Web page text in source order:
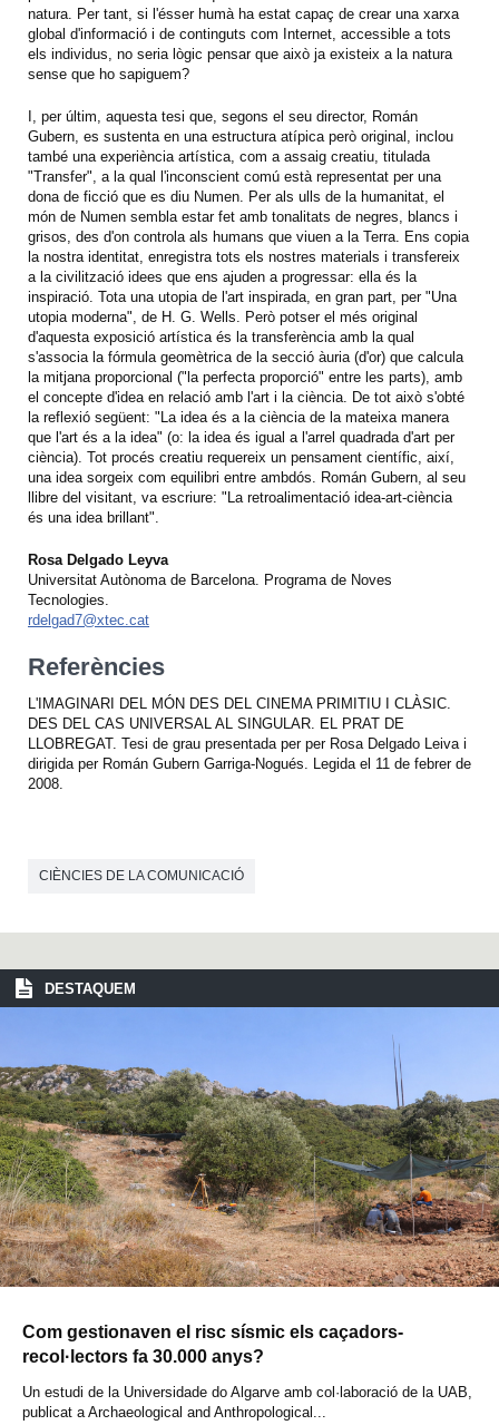
natura. Per tant, si l'ésser humà ha estat capaç de crear una xarxa
global d'informació i de continguts com Internet, accessible a tots
els individus, no seria lògic pensar que això ja existeix a la natura
sense que ho sapiguem?
I, per últim, aquesta tesi que, segons el seu director, Román
Gubern, es sustenta en una estructura atípica però original, inclou
també una experiència artística, com a assaig creatiu, titulada
"Transfer", a la qual l'inconscient comú està representat per una
dona de ficció que es diu Numen. Per als ulls de la humanitat, el
món de Numen sembla estar fet amb tonalitats de negres, blancs i
grisos, des d'on controla als humans que viuen a la Terra. Ens copia
la nostra identitat, enregistra tots els nostres materials i transfereix
a la civilització idees que ens ajuden a progressar: ella és la
inspiració. Tota una utopia de l'art inspirada, en gran part, per "Una
utopia moderna", de H. G. Wells. Però potser el més original
d'aquesta exposició artística és la transferència amb la qual
s'associa la fórmula geomètrica de la secció àuria (d'or) que calcula
la mitjana proporcional ("la perfecta proporció" entre les parts), amb
el concepte d'idea en relació amb l'art i la ciència. De tot això s'obté
la reflexió següent: "La idea és a la ciència de la mateixa manera
que l'art és a la idea" (o: la idea és igual a l'arrel quadrada d'art per
ciència). Tot procés creatiu requereix un pensament científic, així,
una idea sorgeix com equilibri entre ambdós. Román Gubern, al seu
llibre del visitant, va escriure: "La retroalimentació idea-art-ciència
és una idea brillant".
Rosa Delgado Leyva
Universitat Autònoma de Barcelona. Programa de Noves
Tecnologies.
rdelgad7@xtec.cat
Referències
L'IMAGINARI DEL MÓN DES DEL CINEMA PRIMITIU I CLÀSIC.
DES DEL CAS UNIVERSAL AL SINGULAR. EL PRAT DE
LLOBREGAT. Tesi de grau presentada per per Rosa Delgado Leiva i
dirigida per Román Gubern Garriga-Nogués. Legida el 11 de febrer de
2008.
CIÈNCIES DE LA COMUNICACIÓ
DESTAQUEM
Com gestionaven el risc sísmic els caçadors-
recol·lectors fa 30.000 anys?
Un estudi de la Universidade do Algarve amb col·laboració de la UAB,
publicat a Archaeological and Anthropological...